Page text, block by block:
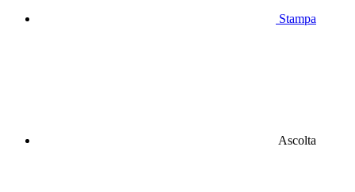
Stampa
Ascolta